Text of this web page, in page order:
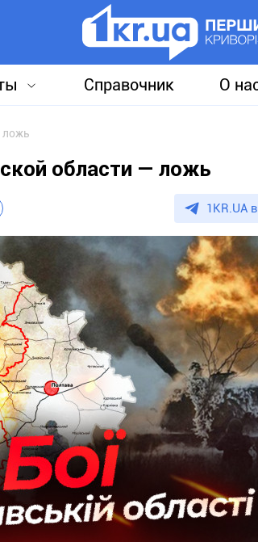
Справочник О
ложь
области — ложь
1KR.UA в